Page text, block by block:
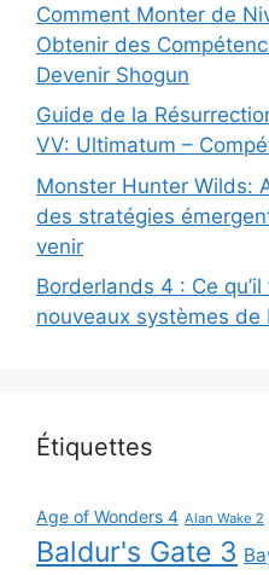
Comment Monter de
Obtenir des
Devenir Shogun
Guide de la
VV: Ultimatum –
Monster Hunter Wilds:
des stratégies
venir
Borderlands 4 : Ce
nouveaux systèmes
Étiquettes
Age of Wonders 4 Alan Wake 2
Baldur's Gate 3